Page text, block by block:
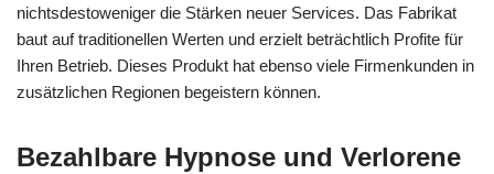
nichtsdestoweniger die Stärken neuer Services. Das Fabrikat
baut auf traditionellen Werten und erzielt beträchtlich Profite für
Ihren Betrieb. Dieses Produkt hat ebenso viele Firmenkunden in
zusätzlichen Regionen begeistern können.
Bezahlbare Hypnose und Verlorene